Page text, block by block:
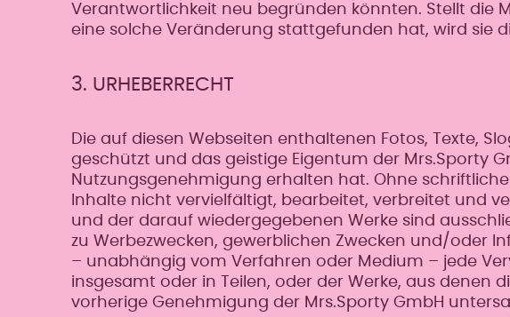
Verantwortlichkeit neu begründen könnten. Stellt die
eine solche Veränderung stattgefunden hat, wird sie
3. URHEBERRECHT
Die auf diesen Webseiten enthaltenen Fotos, Texte,
geschützt und das geistige Eigentum der Mrs.Sporty
Nutzungsgenehmigung erhalten hat. Ohne
Inhalte nicht vervielfältigt, bearbeitet, verbreitet und
und der darauf wiedergegebenen Werke sind
zu Werbezwecken, gewerblichen Zwecken und/oder
– unabhängig vom Verfahren oder Medium – jede
insgesamt oder in Teilen, oder der Werke, aus denen
vorherige Genehmigung der Mrs.Sporty GmbH